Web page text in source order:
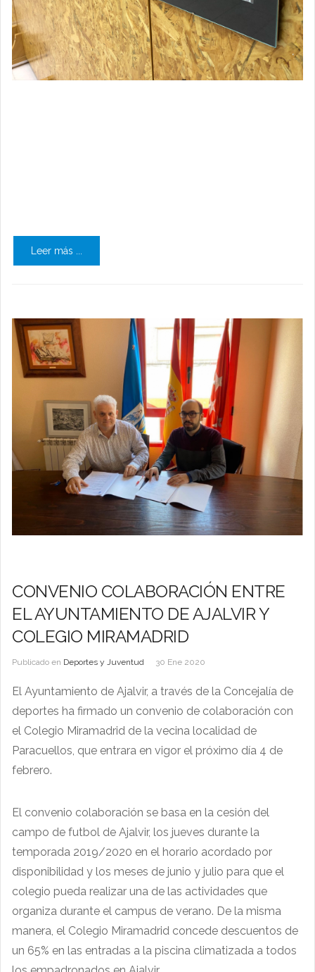
Leer más ...
CONVENIO COLABORACIÓN ENTRE
EL AYUNTAMIENTO DE AJALVIR Y
COLEGIO MIRAMADRID
Publicado en Deportes y Juventud 30 Ene 2020
El Ayuntamiento de Ajalvir, a través de la Concejalía de
deportes ha firmado un convenio de colaboración con
el Colegio Miramadrid de la vecina localidad de
Paracuellos, que entrara en vigor el próximo día 4 de
febrero.
El convenio colaboración se basa en la cesión del
campo de futbol de Ajalvir, los jueves durante la
temporada 2019/2020 en el horario acordado por
disponibilidad y los meses de junio y julio para que el
colegio pueda realizar una de las actividades que
organiza durante el campus de verano. De la misma
manera, el Colegio Miramadrid concede descuentos de
un 65% en las entradas a la piscina climatizada a todos